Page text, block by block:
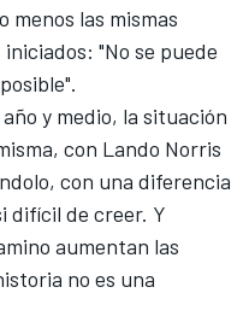
menos las mismas
"No se puede
y medio, la situación
con Lando Norris
con una diferencia
difícil de creer. Y
aumentan las
no es una